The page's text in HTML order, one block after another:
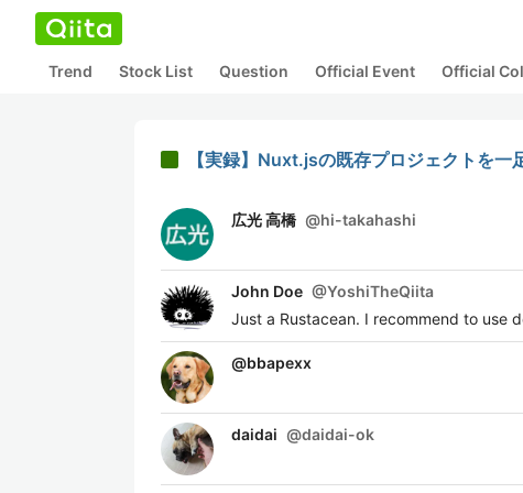
Trend Stock List Question Official Event Official
【実録】Nuxt.jsの既存プロジェクトを
広光 高橋 @hi-takahashi
John Doe @YoshiTheQiita
Just a Rustacean. I recommend to use
@bbapexx
daidai @daidai-ok